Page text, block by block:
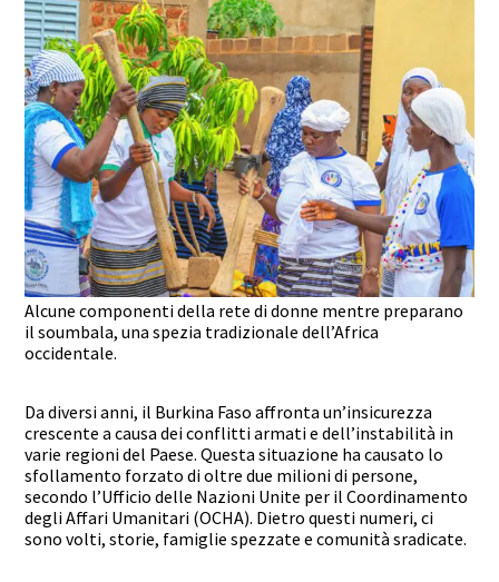
Alcune componenti della rete di donne mentre preparano
il soumbala, una spezia tradizionale dell’Africa
occidentale.
Da diversi anni, il Burkina Faso affronta un’insicurezza
crescente a causa dei conflitti armati e dell’instabilità in
varie regioni del Paese. Questa situazione ha causato lo
sfollamento forzato di oltre due milioni di persone,
secondo l’Ufficio delle Nazioni Unite per il Coordinamento
degli Affari Umanitari (OCHA). Dietro questi numeri, ci
sono volti, storie, famiglie spezzate e comunità sradicate.